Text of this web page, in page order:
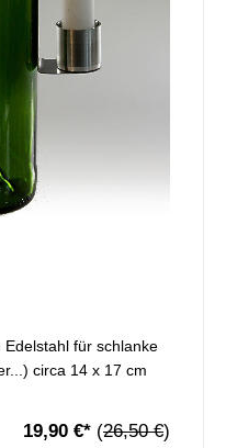
für schlanke
circa 14 x 17 cm
19,90 €* (26,50 €)